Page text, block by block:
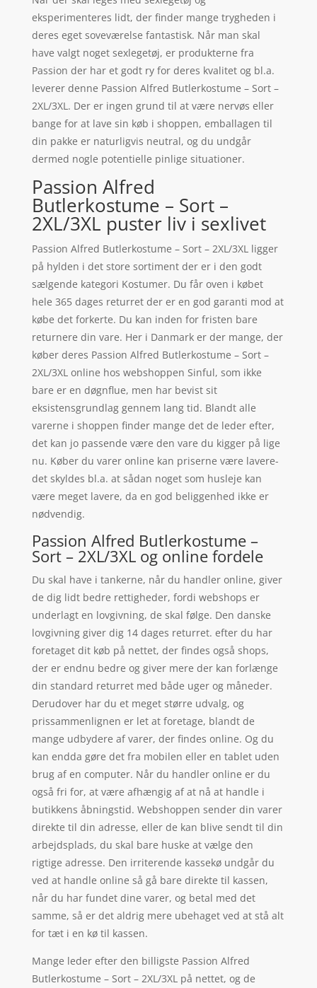
eksperimenteres lidt, der finder mange trygheden i
deres eget soveværelse fantastisk. Når man skal
have valgt noget sexlegetøj, er produkterne fra
Passion der har et godt ry for deres kvalitet og bl.a.
leverer denne Passion Alfred Butlerkostume – Sort –
2XL/3XL. Der er ingen grund til at være nervøs eller
bange for at lave sin køb i shoppen, emballagen til
din pakke er naturligvis neutral, og du undgår
dermed nogle potentielle pinlige situationer.
Passion Alfred
Butlerkostume – Sort –
2XL/3XL puster liv i sexlivet
Passion Alfred Butlerkostume – Sort – 2XL/3XL ligger
på hylden i det store sortiment der er i den godt
sælgende kategori Kostumer. Du får oven i købet
hele 365 dages returret der er en god garanti mod at
købe det forkerte. Du kan inden for fristen bare
returnere din vare. Her i Danmark er der mange, der
køber deres Passion Alfred Butlerkostume – Sort –
2XL/3XL online hos webshoppen Sinful, som ikke
bare er en døgnflue, men har bevist sit
eksistensgrundlag gennem lang tid. Blandt alle
varerne i shoppen finder mange det de leder efter,
det kan jo passende være den vare du kigger på lige
nu. Køber du varer online kan priserne være lavere-
det skyldes bl.a. at sådan noget som husleje kan
være meget lavere, da en god beliggenhed ikke er
nødvendig.
Passion Alfred Butlerkostume –
Sort – 2XL/3XL og online fordele
Du skal have i tankerne, når du handler online, giver
de dig lidt bedre rettigheder, fordi webshops er
underlagt en lovgivning, de skal følge. Den danske
lovgivning giver dig 14 dages returret. efter du har
foretaget dit køb på nettet, der findes også shops,
der er endnu bedre og giver mere der kan forlænge
din standard returret med både uger og måneder.
Derudover har du et meget større udvalg, og
prissammenlignen er let at foretage, blandt de
mange udbydere af varer, der findes online. Og du
kan endda gøre det fra mobilen eller en tablet uden
brug af en computer. Når du handler online er du
også fri for, at være afhængig af at nå at handle i
butikkens åbningstid. Webshoppen sender din varer
direkte til din adresse, eller de kan blive sendt til din
arbejdsplads, du skal bare huske at vælge den
rigtige adresse. Den irriterende kassekø undgår du
ved at handle online så gå bare direkte til kassen,
når du har fundet dine varer, og betal med det
samme, så er det aldrig mere ubehaget ved at stå alt
for tæt i en kø til kassen.
Mange leder efter den billigste Passion Alfred
Butlerkostume – Sort – 2XL/3XL på nettet, og de